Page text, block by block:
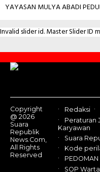
YAYASAN MULYA ABADI
Invalid slider id. Master Slider ID
Contact
Us
Copyright
@ 2026
Suara
Republik
News.Com,
All Rights
Reserved
Redaksi
Peraturan
Karyawan
Suara
Kode
PEDOMAN
SOP